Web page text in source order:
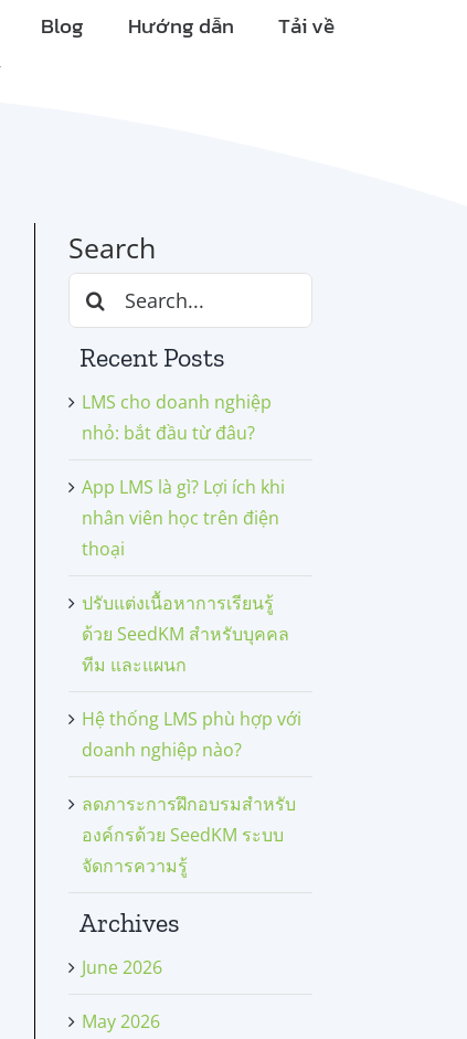
Blog Hướng dẫn
Tải về
Search
Search
for:
Recent Posts
LMS cho doanh nghiệp
nhỏ: bắt đầu từ đâu?
App LMS là gì? Lợi ích khi
nhân viên học trên điện
thoại
ปรับแต่งเนื้อหาการเรียนรู้
ด้วย SeedKM สำหรับบุคคล
ทีม และแผนก
Hệ thống LMS phù hợp với
doanh nghiệp nào?
ลดภาระการฝึกอบรมสำหรับ
องค์กรด้วย SeedKM ระบบ
จัดการความรู้
Archives
June 2026
May 2026